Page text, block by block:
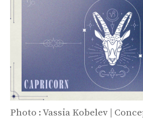
Photo : Vassia Kobelev |